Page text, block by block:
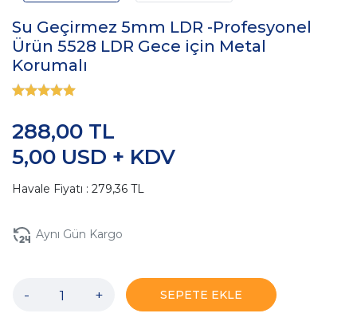
Su Geçirmez 5mm LDR -Profesyonel
Ürün 5528 LDR Gece için Metal
Korumalı
5,00 USD + KDV
288,00 TL
Havale Fiyatı : 279,36 TL
Aynı Gün Kargo
- + SEPETE EKLE